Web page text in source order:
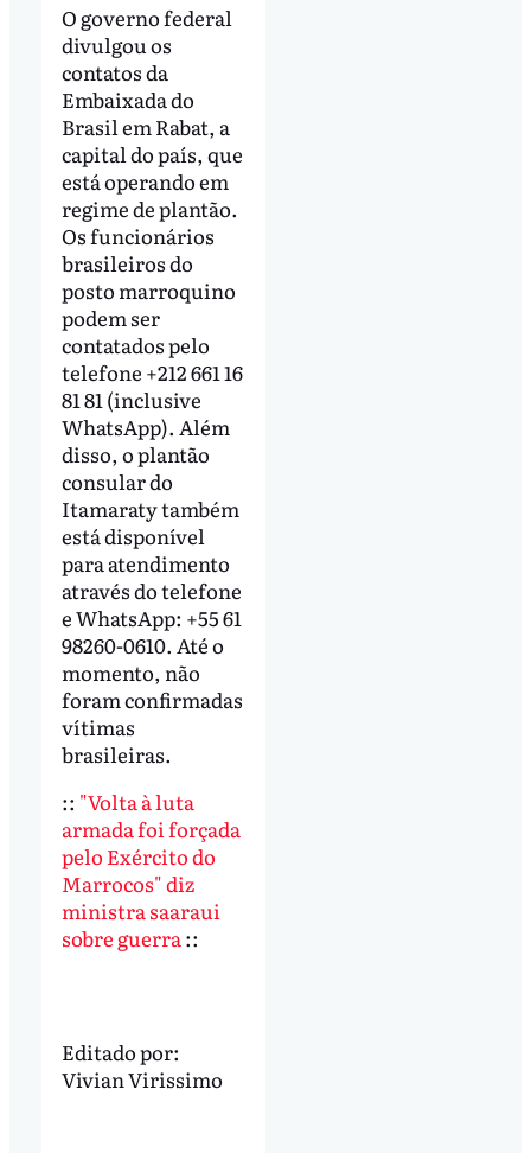
O governo federal
divulgou os
contatos da
Embaixada do
Brasil em Rabat, a
capital do país, que
está operando em
regime de plantão.
Os funcionários
brasileiros do
posto marroquino
podem ser
contatados pelo
telefone +212 661 16
81 81 (inclusive
WhatsApp). Além
disso, o plantão
consular do
Itamaraty também
está disponível
para atendimento
através do telefone
e WhatsApp: +55 61
98260-0610. Até o
momento, não
foram confirmadas
vítimas
brasileiras.
:: "Volta à luta
armada foi forçada
pelo Exército do
Marrocos" diz
ministra saaraui
sobre guerra ::
Editado por:
Vivian Virissimo